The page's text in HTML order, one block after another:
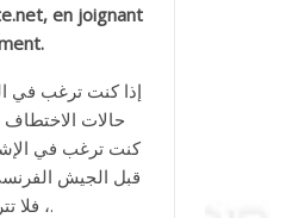
en joignant
إذا كنت ترغب في
حالات الاختطاف
كنت ترغب في
، فلا تتردد في مراسلتنا. شكرا لك مسبقا.